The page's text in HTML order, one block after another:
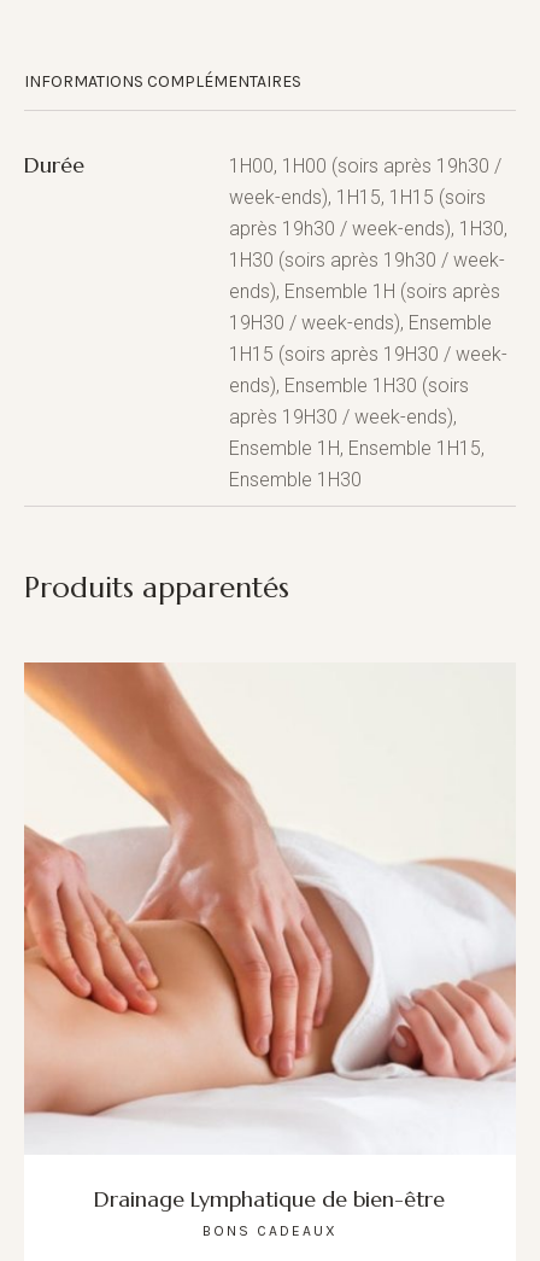
INFORMATIONS COMPLÉMENTAIRES
Durée
1H00, 1H00 (soirs après 19h30 /
week-ends), 1H15, 1H15 (soirs
après 19h30 / week-ends), 1H30,
1H30 (soirs après 19h30 / week-
ends), Ensemble 1H (soirs après
19H30 / week-ends), Ensemble
1H15 (soirs après 19H30 / week-
ends), Ensemble 1H30 (soirs
après 19H30 / week-ends),
Ensemble 1H, Ensemble 1H15,
Ensemble 1H30
Produits apparentés
Drainage Lymphatique de bien-être
BONS CADEAUX